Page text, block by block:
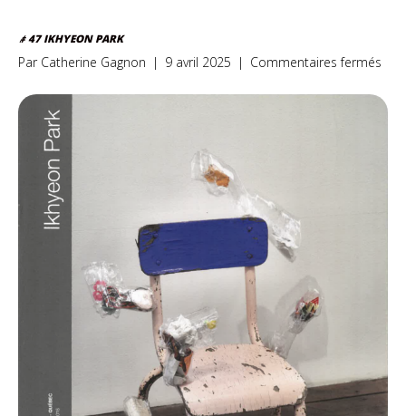
# 47 IKHYEON PARK
Par Catherine Gagnon | 9 avril 2025 | Commentaires fermés
47